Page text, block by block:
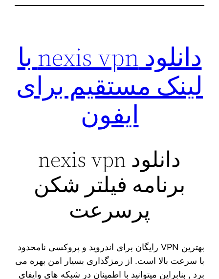
دانلود nexis vpn با
لینک مستقیم برای
ایفون
دانلود nexis vpn
برنامه فیلتر شکن
پرسرعت
بهترین VPN رایگان برای اندروید و پروکسی نامحدود
با سرعت بالا است. از رمزگذاری بسیار امن بهره می
برد , بنابراین میتوانید با اطمینان در شبکه های وایفای